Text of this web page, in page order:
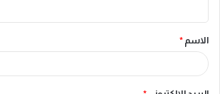
ق
*
الاسم *